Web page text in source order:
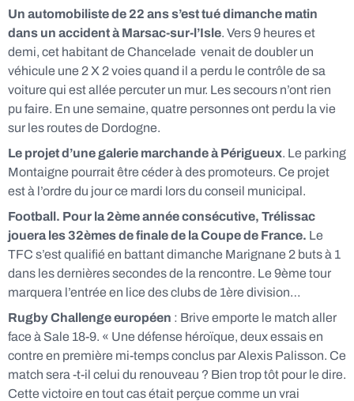
Un automobiliste de 22 ans s’est tué dimanche matin
dans un accident à Marsac-sur-l’Isle. Vers 9 heures et
demi, cet habitant de Chancelade venait de doubler un
véhicule une 2 X 2 voies quand il a perdu le contrôle de sa
voiture qui est allée percuter un mur. Les secours n’ont rien
pu faire. En une semaine, quatre personnes ont perdu la vie
sur les routes de Dordogne.
Le projet d’une galerie marchande à Périgueux. Le parking
Montaigne pourrait être céder à des promoteurs. Ce projet
est à l’ordre du jour ce mardi lors du conseil municipal.
Football. Pour la 2ème année consécutive, Trélissac
jouera les 32èmes de finale de la Coupe de France. Le
TFC s’est qualifié en battant dimanche Marignane 2 buts à 1
dans les dernières secondes de la rencontre. Le 9ème tour
marquera l’entrée en lice des clubs de 1ère division…
Rugby Challenge européen : Brive emporte le match aller
face à Sale 18-9. « Une défense héroïque, deux essais en
contre en première mi-temps conclus par Alexis Palisson. Ce
match sera -t-il celui du renouveau ? Bien trop tôt pour le dire.
Cette victoire en tout cas était perçue comme un vrai